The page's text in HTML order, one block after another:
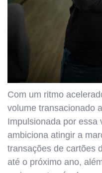
Com um ritmo
volume transacionado
Impulsionada por essa
ambiciona atingir a
transações de cartões
até o próximo ano,